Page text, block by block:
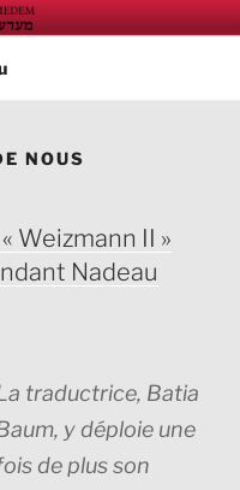
à Paris
NOUS
Weizmann II »
Nadeau
traductrice, Batia
y déploie une
de plus son